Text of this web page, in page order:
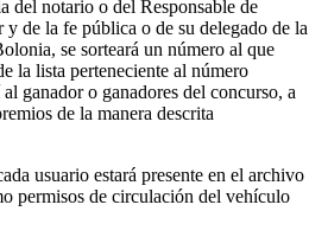
del notario o del Responsable de
de la fe pública o de su delegado de la
se sorteará un número al que
la lista perteneciente al número
ganador o ganadores del concurso, a
de la manera descrita
usuario estará presente en el archivo
permisos de circulación del vehículo